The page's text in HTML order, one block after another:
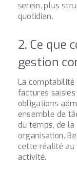
serein, plus
quotidien.
2. Ce que
gestion
La comptabilité
factures
obligations
ensemble de
du temps, de
organisation.
cette réalité au
activité.